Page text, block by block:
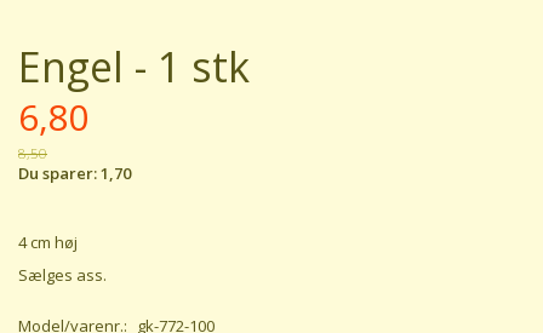
Engel - 1 stk
6,80
8,50
Du sparer:1,70
4 cm høj
Sælges ass.
Model/varenr.: gk-772-100